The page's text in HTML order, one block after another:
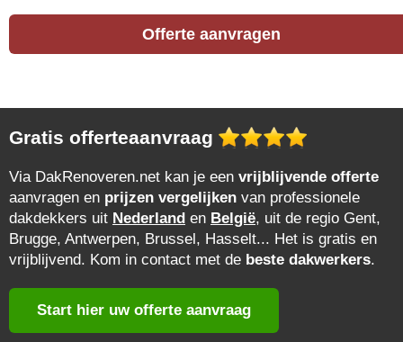
Offerte aanvragen
Gratis offerteaanvraag
Via DakRenoveren.net kan je een vrijblijvende offerte
aanvragen en prijzen vergelijken van professionele
dakdekkers uit Nederland en België, uit de regio Gent,
Brugge, Antwerpen, Brussel, Hasselt... Het is gratis en
vrijblijvend. Kom in contact met de beste dakwerkers.
Start hier uw offerte aanvraag